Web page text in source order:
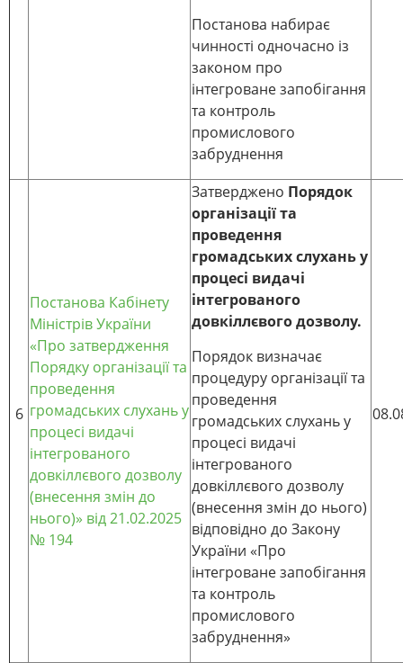
Постанова набирає
чинності одночасно із
законом про
інтегроване запобігання
та контроль
промислового
забруднення
6
Постанова Кабінету
Міністрів України
«Про затвердження
Порядку організації та
проведення
громадських слухань у
процесі видачі
інтегрованого
довкіллєвого дозволу
(внесення змін до
нього)» від 21.02.2025
№ 194
Затверджено Порядок
організації та
проведення
громадських слухань у
процесі видачі
інтегрованого
довкіллєвого дозволу.
Порядок визначає
процедуру організації та
проведення
громадських слухань у
процесі видачі
інтегрованого
довкіллєвого дозволу
(внесення змін до нього)
відповідно до Закону
України «Про
інтегроване запобігання
та контроль
промислового
забруднення»